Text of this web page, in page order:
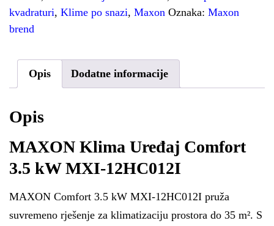
kvadraturi, Klime po snazi, Maxon Oznaka: Maxon
brend
Opis Dodatne informacije
Opis
MAXON Klima Uređaj Comfort
3.5 kW MXI-12HC012I
MAXON Comfort 3.5 kW MXI-12HC012I pruža
suvremeno rješenje za klimatizaciju prostora do 35 m². S